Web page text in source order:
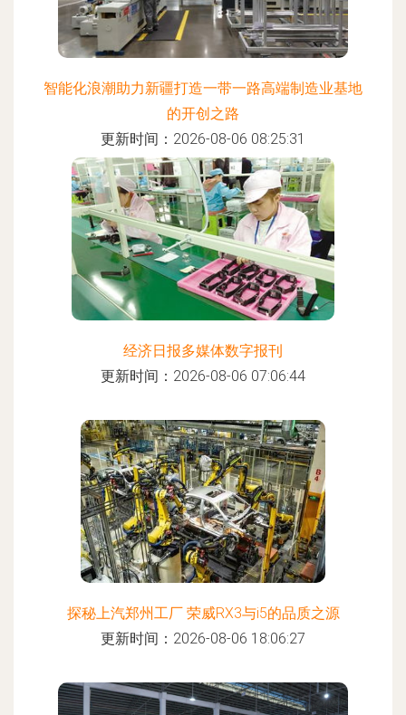
智能化浪潮助力新疆打造一带一路高端制造业基地
的开创之路
更新时间：2026-08-06 08:25:31
经济日报多媒体数字报刊
更新时间：2026-08-06 07:06:44
探秘上汽郑州工厂 荣威RX3与i5的品质之源
更新时间：2026-08-06 18:06:27